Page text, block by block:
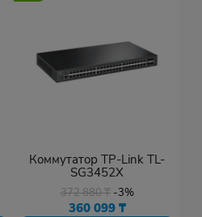
Коммутатор TP-Link TL-
SG3452X
372 880₸ -3%
360 099 ₸